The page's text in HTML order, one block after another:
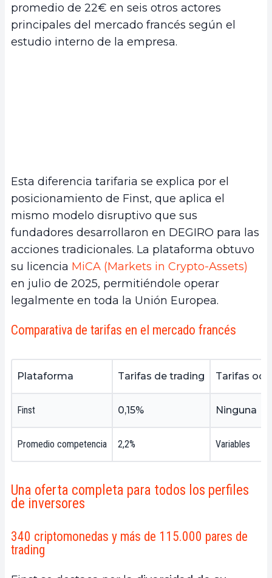
promedio de 22€ en seis otros actores
principales del mercado francés según el
estudio interno de la empresa.
Esta diferencia tarifaria se explica por el
posicionamiento de Finst, que aplica el
mismo modelo disruptivo que sus
fundadores desarrollaron en DEGIRO para las
acciones tradicionales. La plataforma obtuvo
su licencia MiCA (Markets in Crypto-Assets)
en julio de 2025, permitiéndole operar
legalmente en toda la Unión Europea.
Comparativa de tarifas en el mercado francés
Plataforma Tarifas de trading Tarifas
Finst 0,15% Ninguna
Promedio competencia 2,2% Variables
Una oferta completa para todos los perfiles
de inversores
340 criptomonedas y más de 115.000 pares de
trading